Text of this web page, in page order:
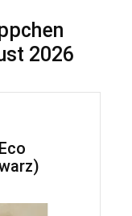
2026